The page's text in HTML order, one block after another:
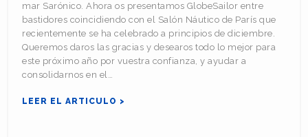
mar Sarónico. Ahora os presentamos GlobeSailor entre
bastidores coincidiendo con el Salón Náutico de París que
recientemente se ha celebrado a principios de diciembre.
Queremos daros las gracias y desearos todo lo mejor para
este próximo año por vuestra confianza, y ayudar a
consolidarnos en el…
LEER EL ARTICULO >